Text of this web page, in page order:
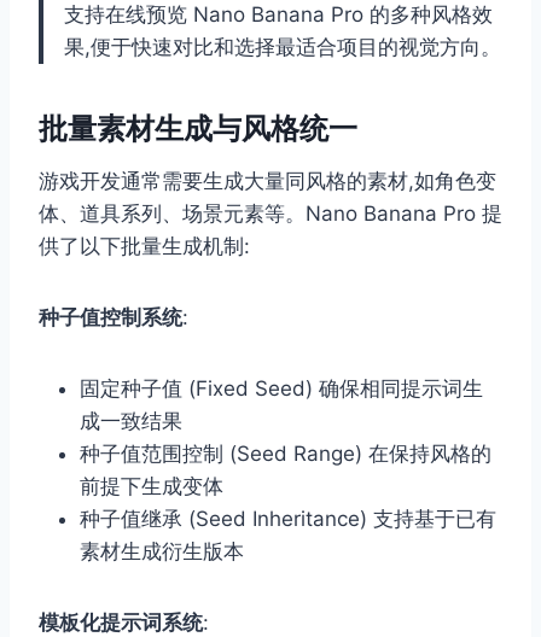
支持在线预览 Nano Banana Pro 的多种风格效
果,便于快速对比和选择最适合项目的视觉方向。
批量素材生成与风格统一
游戏开发通常需要生成大量同风格的素材,如角色变
体、道具系列、场景元素等。Nano Banana Pro 提
供了以下批量生成机制:
种子值控制系统:
固定种子值 (Fixed Seed) 确保相同提示词生
成一致结果
种子值范围控制 (Seed Range) 在保持风格的
前提下生成变体
种子值继承 (Seed Inheritance) 支持基于已有
素材生成衍生版本
模板化提示词系统: